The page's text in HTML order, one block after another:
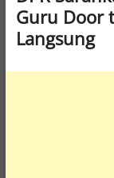
Guru Door
Langsung